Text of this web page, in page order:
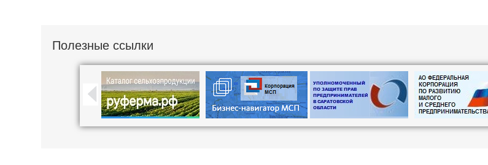
Полезные ссылки